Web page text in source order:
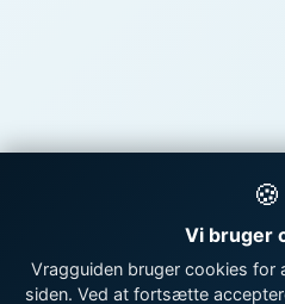
🍪
Vi bruger
Vragguiden bruger cookies for
siden. Ved at fortsætte